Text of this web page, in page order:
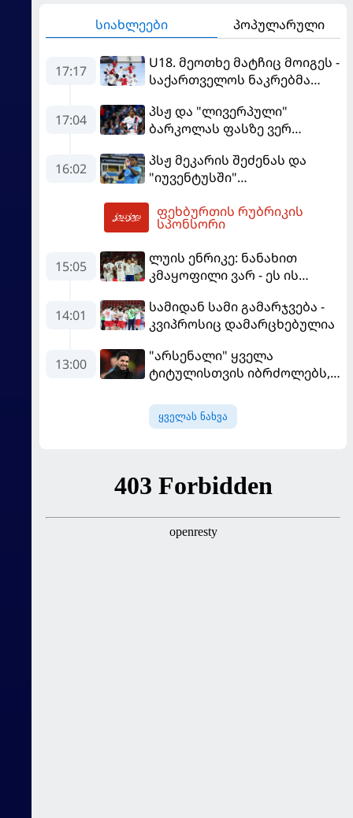
სიახლეები პოპულარული
17:17
U18. მეოთხე მატჩიც მოიგეს -
საქართველოს ნაკრებმა
17:04
პსჟ და "ლივერპული"
ბარკოლას ფასზე ვერ
16:02
პსჟ მეკარის შეძენას და
"იუვენტუსში"
ფეხბურთის რუბრიკის
სპონსორი
15:05
ლუის ენრიკე: ნანახით
კმაყოფილი ვარ - ეს ის
გვინდოდა
14:01
სამიდან სამი გამარჯვება -
კვიპროსიც დამარცხებულია
13:00
"არსენალი" ყველა
ტიტულისთვის იბრძოლებს,
გვსურს" - მიკელ არტეტა
ყველას ნახვა